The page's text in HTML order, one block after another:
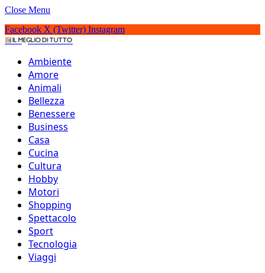
Close Menu
Facebook X (Twitter) Instagram
IlMeglioDiTutto.it
Ambiente
Amore
Animali
Bellezza
Benessere
Business
Casa
Cucina
Cultura
Hobby
Motori
Shopping
Spettacolo
Sport
Tecnologia
Viaggi
20 cocktail analcolici
più famosi al mondo